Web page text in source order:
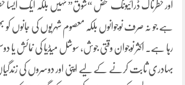
اور خطرناک ڈرائیونگ محض “شوق” نہیں بلکہ ایک ایسا
ہے جو نہ صرف نوجوانوں بلکہ معصوم شہریوں کی جانوں
رہا ہے۔ اکثر نوجوان وقتی جوش، سوشل میڈیا کی نمائش
بہادری ثابت کرنے کے لیے اپنی اور دوسروں کی زندگیاں